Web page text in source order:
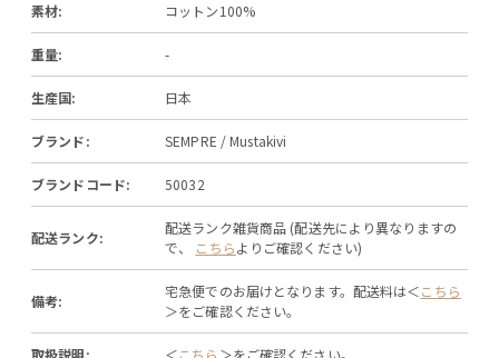
素材: コットン100%
重量: -
生産国: 日本
ブランド: SEMPRE / Mustakivi
ブランドコード: 50032
配送ランク:
配送ランク雑貨商品 (配送先により異なりますの
で、 こちらよりご確認ください)
備考:
宅急便でのお届けとなります。配送料は＜こちら
＞をご確認ください。